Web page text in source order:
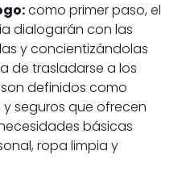
como primer paso, el
dialogarán con las
y concientizándolas
de trasladarse a los
definidos como
seguros que ofrecen
básicas
ropa limpia y